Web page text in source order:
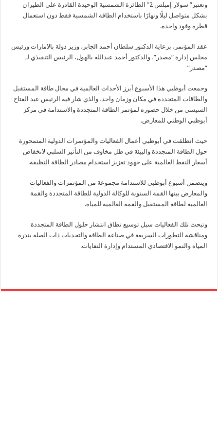
وتعتبر” سولار إمبلس 2″ الطائرة الشمسية الوحيدة القادرة على الطيران
بشكل متواصل ليلًا ونهارًا باستخدام الطاقة الشمسية فقط دون استعمال
قطرة وقود واحدة.
عقد المؤتمر، برعاية الدكتور سلطان أحمد الجابر، وزير دولة بالامارات ورئيس
مجلس إدارة “مصدر”، والدكتور أحمد عبدالله بالهول، الرئيس التنفيذي لـ
“مصدر”
وجمعت أبوظبي هذا الأسبوع أبرز الأحداث العالمية في مجال طاقة المستقبل
والطاقات المتجددة في مكان وزمان واحد، والذي شار فيه الرئيس عبد الفتاح
السيسى من خلال حضوره لمؤتمر الطاقة المتجددة والاستدامة في مركز
أبوظبي الوطني للمعارض.
حيث انطلقت في أبوظبي أعمال الفعاليات والمؤتمرات الدولية المتمحورة
حول الطاقة المتجددة والبيئة في ظل مخاوف من التأثير السلبي لانخفاض
أسعار النفط العالمية على جهود تعزيز استخدام مصادر الطاقة النظيفة.
ويتضمن أسبوع أبوظبي للاستدامة مجموعة من المؤتمرات والفعاليات
والمعارض بينها القمة السنوية للوكالة الدولية للطاقة المتجددة والقمة
العالمية لطاقة المستقبل والقمة العالمية للمياه.
وتبحث تلك الفعاليات سبل توسيع نطاق انتشار حلول الطاقة المتجددة
ومناقشة التطورات السريعة في صناعة الطاقة والتحديات ذات الصلة بندرة
المياه والنمو الاقتصادي المستدام وإدارة النفايات.